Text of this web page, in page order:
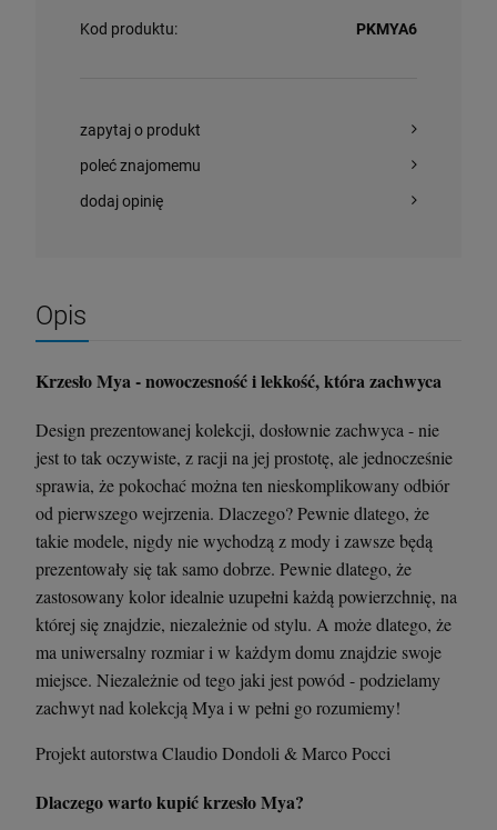
Kod produktu:
PKMYA6
zapytaj o produkt
poleć znajomemu
dodaj opinię
Opis
Krzesło Mya - nowoczesność i lekkość, która zachwyca
Design prezentowanej kolekcji, dosłownie zachwyca - nie
jest to tak oczywiste, z racji na jej prostotę, ale jednocześnie
sprawia, że pokochać można ten nieskomplikowany odbiór
od pierwszego wejrzenia. Dlaczego? Pewnie dlatego, że
takie modele, nigdy nie wychodzą z mody i zawsze będą
prezentowały się tak samo dobrze. Pewnie dlatego, że
zastosowany kolor idealnie uzupełni każdą powierzchnię, na
której się znajdzie, niezależnie od stylu. A może dlatego, że
ma uniwersalny rozmiar i w każdym domu znajdzie swoje
miejsce. Niezależnie od tego jaki jest powód - podzielamy
zachwyt nad kolekcją Mya i w pełni go rozumiemy!
Projekt autorstwa Claudio Dondoli & Marco Pocci
Dlaczego warto kupić krzesło Mya?